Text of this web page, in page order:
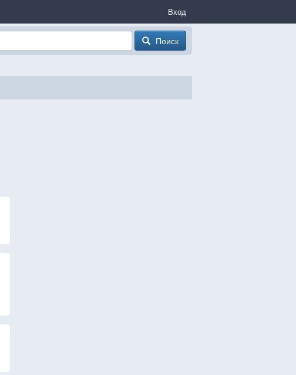
Вход
Поиск